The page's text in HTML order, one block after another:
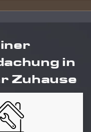
in
Zuhause